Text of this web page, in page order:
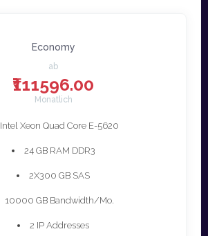
Economy
ab
₹111596.00
Monatlich
Intel Xeon Quad Core E-5620
24 GB RAM DDR3
2X300 GB SAS
10000 GB Bandwidth/Mo.
2 IP Addresses